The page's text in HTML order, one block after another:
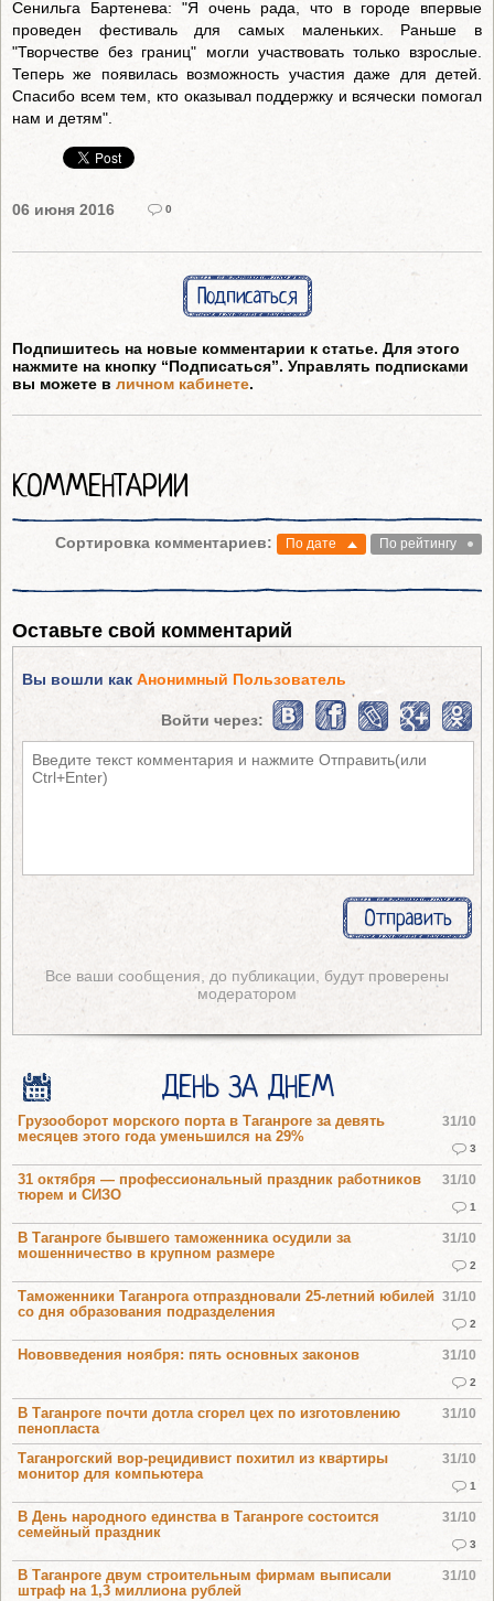
Сенильга Бартенева: "Я очень рада, что в городе впервые
проведен фестиваль для самых маленьких. Раньше в
"Творчестве без границ" могли участвовать только взрослые.
Теперь же появилась возможность участия даже для детей.
Спасибо всем тем, кто оказывал поддержку и всячески помогал
нам и детям".
06 июня 2016 0
Подписаться
Подпишитесь на новые комментарии к статье. Для этого
нажмите на кнопку “Подписаться”. Управлять подписками
вы можете в личном кабинете.
КОММЕНТАРИИ
Сортировка комментариев: По дате По рейтингу
Оставьте свой комментарий
Вы вошли как Анонимный Пользователь
Войти через:
Все ваши сообщения, до публикации, будут проверены
модератором
ДЕНЬ ЗА ДНЕМ
31/10
3
Грузооборот морского порта в Таганроге за девять
месяцев этого года уменьшился на 29%
31/10
1
31 октября — профессиональный праздник работников
тюрем и СИЗО
31/10
2
В Таганроге бывшего таможенника осудили за
мошенничество в крупном размере
31/10
2
Таможенники Таганрога отпраздновали 25-летний юбилей
со дня образования подразделения
31/10
2
Нововведения ноября: пять основных законов
31/10
В Таганроге почти дотла сгорел цех по изготовлению
пенопласта
31/10
1
Таганрогский вор-рецидивист похитил из квартиры
монитор для компьютера
31/10
3
В День народного единства в Таганроге состоится
семейный праздник
31/10
В Таганроге двум строительным фирмам выписали
штраф на 1,3 миллиона рублей